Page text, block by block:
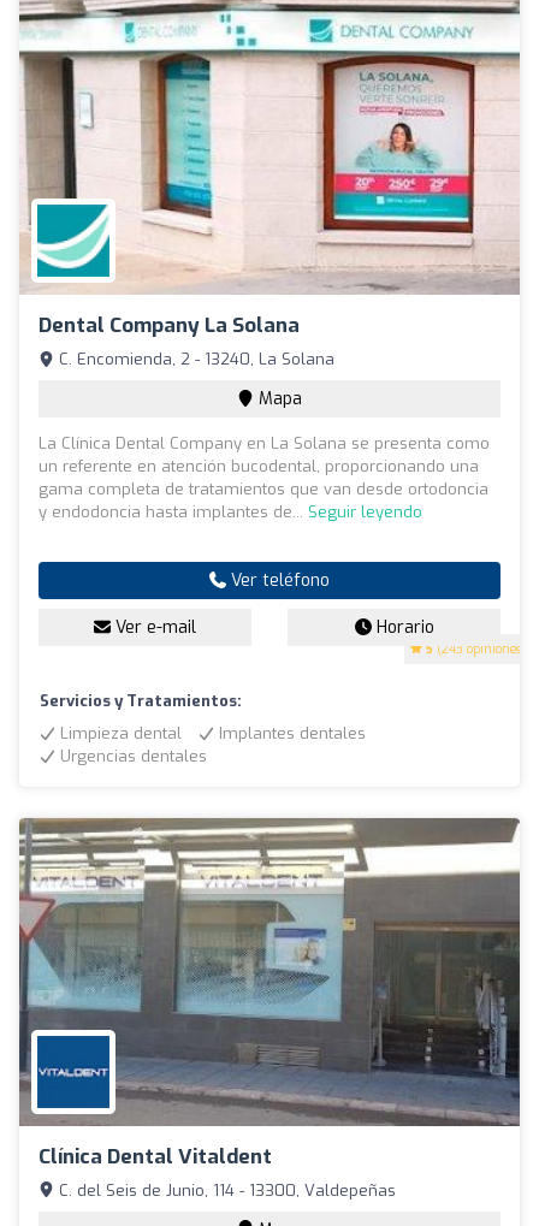
Dental Company La Solana
5 (243 opiniones)
C. Encomienda, 2 - 13240, La Solana
Mapa
La Clínica Dental Company en La Solana se presenta como
un referente en atención bucodental, proporcionando una
gama completa de tratamientos que van desde ortodoncia
y endodoncia hasta implantes de... Seguir leyendo
Ver teléfono
Ver e-mail Horario
Servicios y Tratamientos:
Limpieza dental
Implantes dentales
Urgencias dentales
Clínica Dental Vitaldent
C. del Seis de Junio, 114 - 13300, Valdepeñas